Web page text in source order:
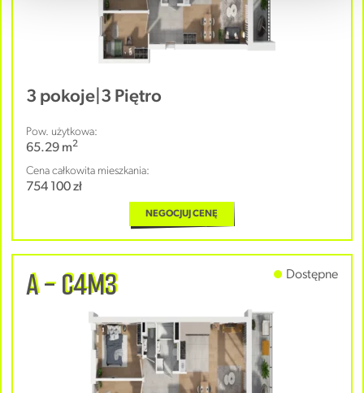
3 pokoje 3 Piętro
Pow. użytkowa:
65.29 m2
Cena całkowita mieszkania:
754 100 zł
NEGOCJUJ CENĘ
A - C4M3 Dostępne